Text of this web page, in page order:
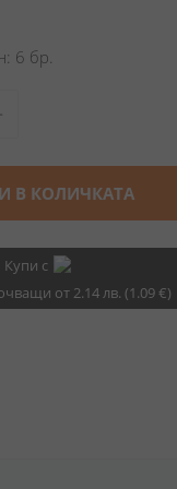
6 бр.
В КОЛИЧКАТА
Купи с
от 2.14 лв. (1.09 €)